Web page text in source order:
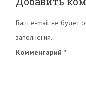
Ваш e-mail не будет
заполнения.
Комментарий *